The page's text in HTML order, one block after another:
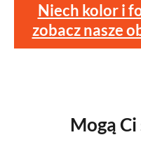
Niech kolor i
zobacz nasze
Mogą